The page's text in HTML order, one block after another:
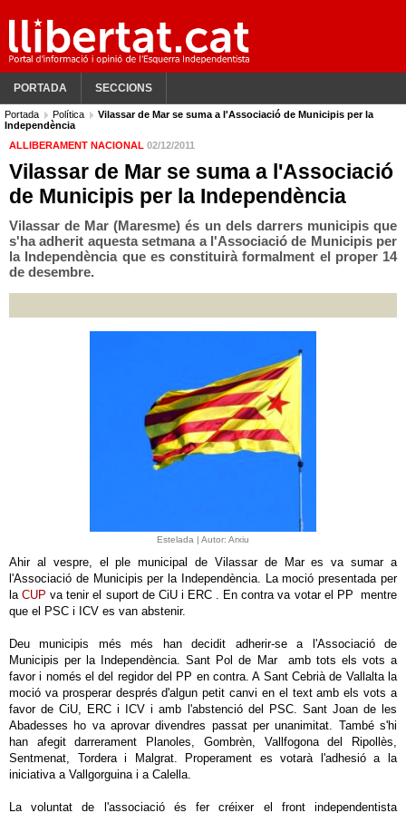
PORTADA SECCIONS
Portada Política
Vilassar de Mar se suma a l'Associació de Municipis per la
Independència
ALLIBERAMENT NACIONAL 02/12/2011
Vilassar de Mar se suma a l'Associació
de Municipis per la Independència
Vilassar de Mar (Maresme) és un dels darrers municipis que
s'ha adherit aquesta setmana a l'Associació de Municipis per
la Independència que es constituirà formalment el proper 14
de desembre.
Estelada | Autor: Arxiu
Ahir al vespre, el ple municipal de Vilassar de Mar es va sumar a
l'Associació de Municipis per la Independència. La moció presentada per
laCUP va tenir el suport de CiU i ERC . En contra va votar el PP mentre
que el PSC i ICV es van abstenir.
Deu municipis més més han decidit adherir-se a l'Associació de
Municipis per la Independència. Sant Pol de Mar amb tots els vots a
favor i només el del regidor del PP en contra. A Sant Cebrià de Vallalta la
moció va prosperar després d'algun petit canvi en el text amb els vots a
favor de CiU, ERC i ICV i amb l'abstenció del PSC. Sant Joan de les
Abadesses ho va aprovar divendres passat per unanimitat. També s'hi
han afegit darrerament Planoles, Gombrèn, Vallfogona del Ripollès,
Sentmenat, Tordera i Malgrat. Properament es votarà l'adhesió a la
iniciativa a Vallgorguina i a Calella.
La voluntat de l'associació és fer créixer el front independentista